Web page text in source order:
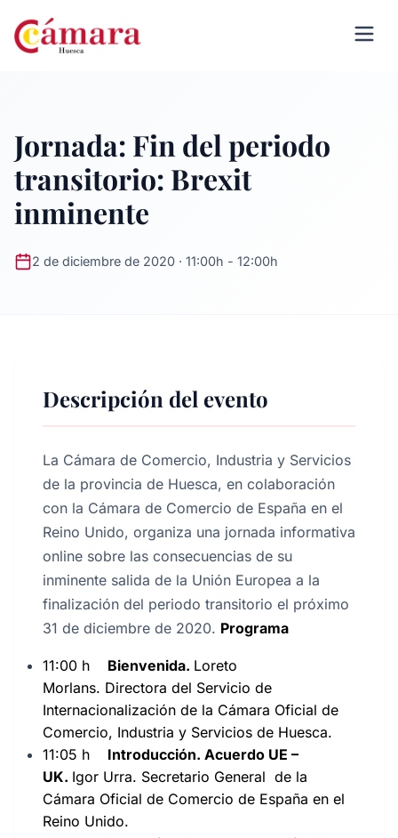
Jornada: Fin del periodo
transitorio: Brexit
inminente
2 de diciembre de 2020 · 11:00h - 12:00h
Descripción del evento
La Cámara de Comercio, Industria y Servicios
de la provincia de Huesca, en colaboración
con la Cámara de Comercio de España en el
Reino Unido, organiza una jornada informativa
online sobre las consecuencias de su
inminente salida de la Unión Europea a la
finalización del periodo transitorio el próximo
31 de diciembre de 2020. Programa
11:00 h Bienvenida. Loreto
Morlans. Directora del Servicio de
Internacionalización de la Cámara Oficial de
Comercio, Industria y Servicios de Huesca.
11:05 h Introducción. Acuerdo UE –
UK. Igor Urra. Secretario General de la
Cámara Oficial de Comercio de España en el
Reino Unido.